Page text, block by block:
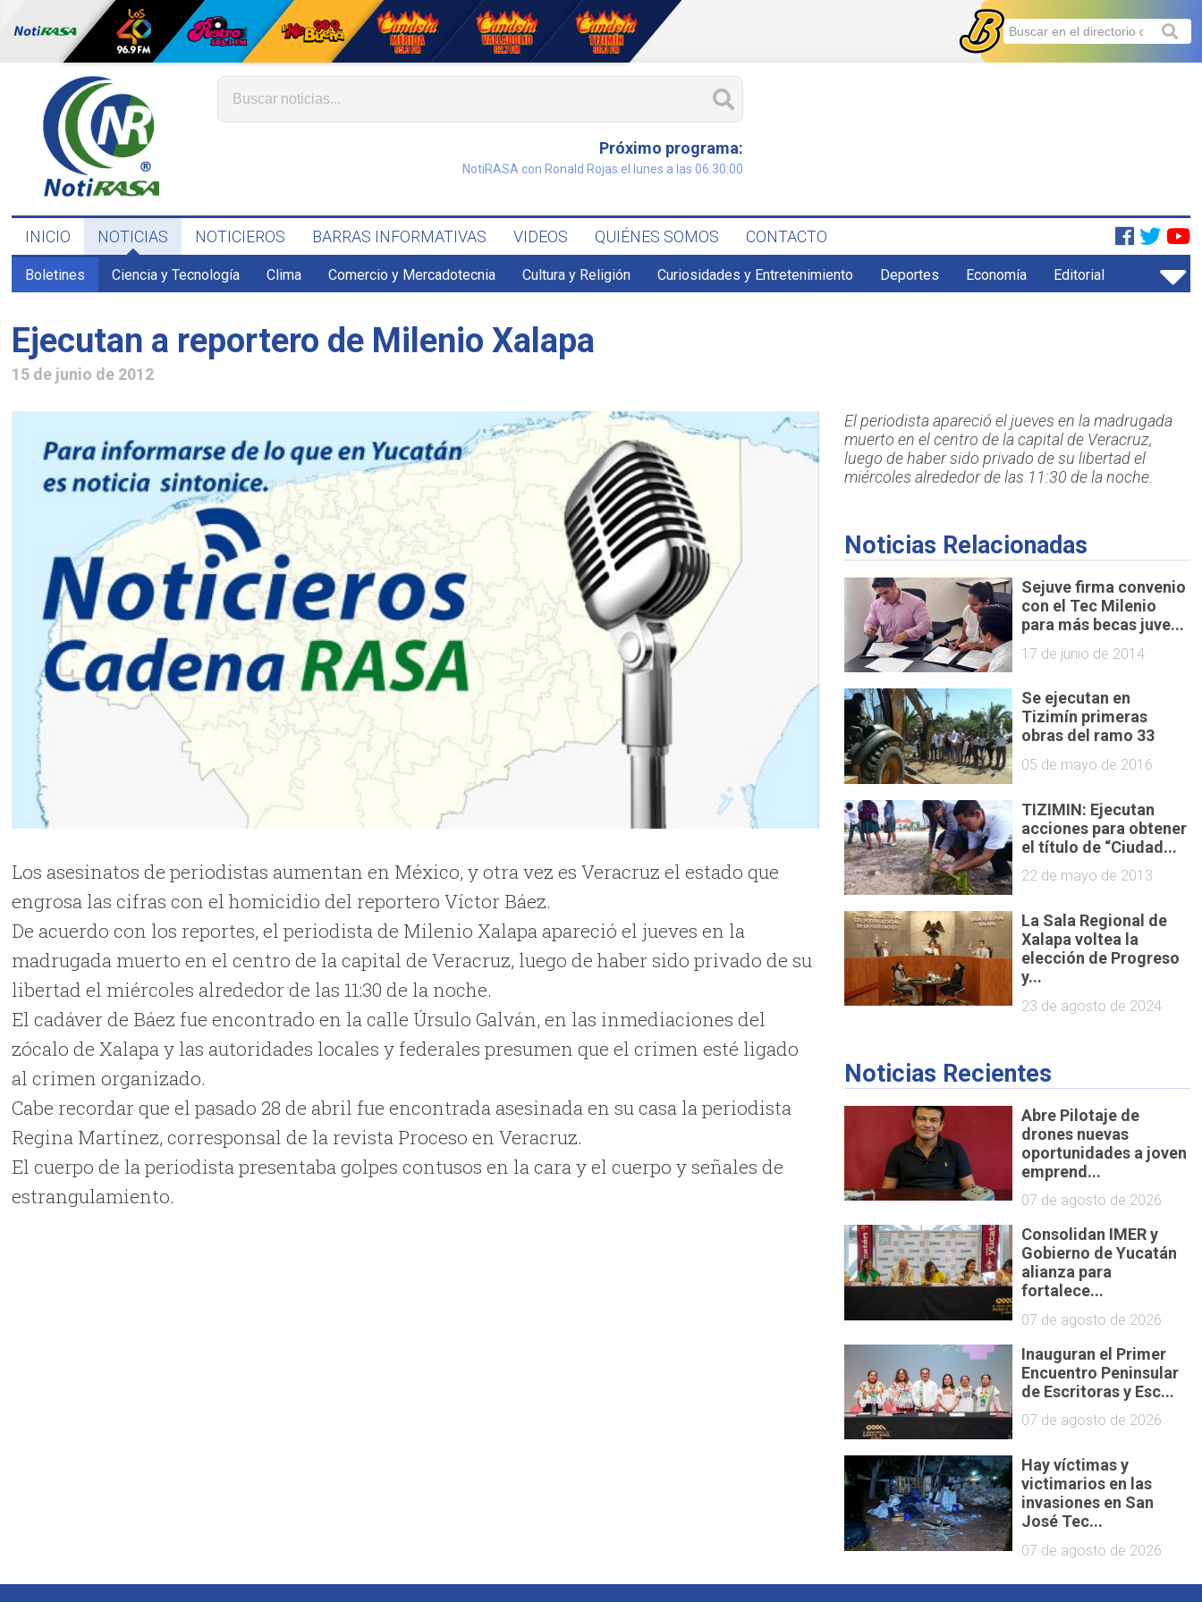
Próximo programa:
NotiRASA con Ronald Rojas el lunes a las 06:30:00
INICIO NOTICIAS NOTICIEROS BARRAS INFORMATIVAS VIDEOS QUIÉNES SOMOS CONTACTO
Boletines Ciencia y Tecnología Clima Comercio y Mercadotecnia Cultura y Religión Curiosidades y Entretenimiento Deportes Economía Editorial
Ejecutan a reportero de Milenio Xalapa
15 de junio de 2012
Los asesinatos de periodistas aumentan en México, y otra vez es Veracruz el estado que
engrosa las cifras con el homicidio del reportero Víctor Báez.
De acuerdo con los reportes, el periodista de Milenio Xalapa apareció el jueves en la
madrugada muerto en el centro de la capital de Veracruz, luego de haber sido privado de su
libertad el miércoles alrededor de las 11:30 de la noche.
El cadáver de Báez fue encontrado en la calle Úrsulo Galván, en las inmediaciones del
zócalo de Xalapa y las autoridades locales y federales presumen que el crimen esté ligado
al crimen organizado.
Cabe recordar que el pasado 28 de abril fue encontrada asesinada en su casa la periodista
Regina Martínez, corresponsal de la revista Proceso en Veracruz.
El cuerpo de la periodista presentaba golpes contusos en la cara y el cuerpo y señales de
estrangulamiento.
El periodista apareció el jueves en la madrugada
muerto en el centro de la capital de Veracruz,
luego de haber sido privado de su libertad el
miércoles alrededor de las 11:30 de la noche.
Noticias Relacionadas
Sejuve firma convenio
con el Tec Milenio
para más becas juve...
17 de junio de 2014
Se ejecutan en
Tizimín primeras
obras del ramo 33
05 de mayo de 2016
TIZIMIN: Ejecutan
acciones para obtener
el título de “Ciudad...
22 de mayo de 2013
La Sala Regional de
Xalapa voltea la
elección de Progreso
y...
23 de agosto de 2024
Noticias Recientes
Abre Pilotaje de
drones nuevas
oportunidades a joven
emprend...
07 de agosto de 2026
Consolidan IMER y
Gobierno de Yucatán
alianza para
fortalece...
07 de agosto de 2026
Inauguran el Primer
Encuentro Peninsular
de Escritoras y Esc...
07 de agosto de 2026
Hay víctimas y
victimarios en las
invasiones en San
José Tec...
07 de agosto de 2026